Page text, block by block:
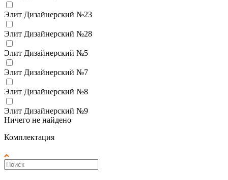
Элит Дизайнерский №23
Элит Дизайнерский №28
Элит Дизайнерский №5
Элит Дизайнерский №7
Элит Дизайнерский №8
Элит Дизайнерский №9
Ничего не найдено
Комплектация